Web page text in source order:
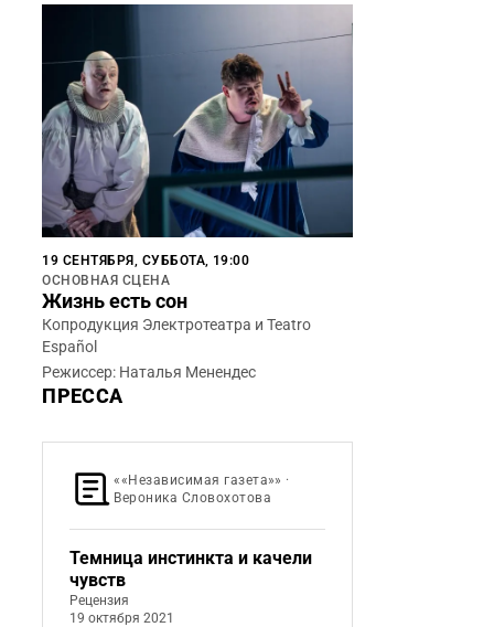
19 СЕНТЯБРЯ, СУББОТА, 19:00
ОСНОВНАЯ СЦЕНА
Жизнь есть сон
Копродукция Электротеатра и Teatro
Español
Режиссер: Наталья Менендес
ПРЕССА
««Независимая газета»» ·
Вероника Словохотова
Темница инстинкта и качели
чувств
Рецензия
19 октября 2021